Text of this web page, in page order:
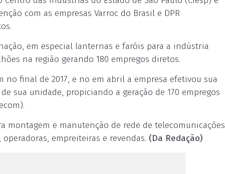
com as empresas Varroc do Brasil e DPR
em especial lanternas e faróis para a indústria
na região gerando 180 empregos diretos.
no final de 2017, e no em abril a empresa efetivou sua
sua unidade, propiciando a geração de 170 empregos
montagem e manutenção de rede de telecomunicações
empreiteiras e revendas. (Da Redação)